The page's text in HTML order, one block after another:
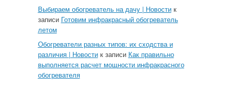
Выбираем обогреватель на дачу | Новостик
записи Готовим инфракрасный обогреватель
летом
Обогреватели разных типов: их сходства и
различия | Новостик записи Как правильно
выполняется расчет мощности инфракрасного
обогревателя